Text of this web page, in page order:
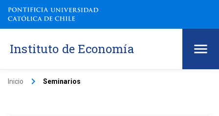
Instituto de Economía
Inicio keyboard_arrow_right Seminarios